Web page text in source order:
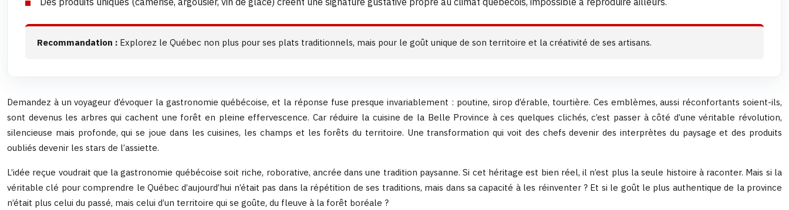
Recommandation : Explorez le Québec non plus pour ses plats traditionnels, mais pour le goût unique de son territoire et la créativité de ses artisans.
Demandez à un voyageur d’évoquer la gastronomie québécoise, et la réponse fuse presque invariablement : poutine, sirop d’érable, tourtière. Ces emblèmes, aussi réconfortants soient-ils,
sont devenus les arbres qui cachent une forêt en pleine effervescence. Car réduire la cuisine de la Belle Province à ces quelques clichés, c’est passer à côté d’une véritable révolution,
silencieuse mais profonde, qui se joue dans les cuisines, les champs et les forêts du territoire. Une transformation qui voit des chefs devenir des interprètes du paysage et des produits
oubliés devenir les stars de l’assiette.
L’idée reçue voudrait que la gastronomie québécoise soit riche, roborative, ancrée dans une tradition paysanne. Si cet héritage est bien réel, il n’est plus la seule histoire à raconter. Mais si la
véritable clé pour comprendre le Québec d’aujourd’hui n’était pas dans la répétition de ses traditions, mais dans sa capacité à les réinventer ? Et si le goût le plus authentique de la province
n’était plus celui du passé, mais celui d’un territoire qui se goûte, du fleuve à la forêt boréale ?